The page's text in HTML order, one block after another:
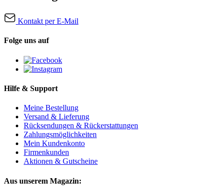
Kontakt per E-Mail
Folge uns auf
Hilfe & Support
Meine Bestellung
Versand & Lieferung
Rücksendungen & Rückerstattungen
Zahlungsmöglichkeiten
Mein Kundenkonto
Firmenkunden
Aktionen & Gutscheine
Aus unserem Magazin: